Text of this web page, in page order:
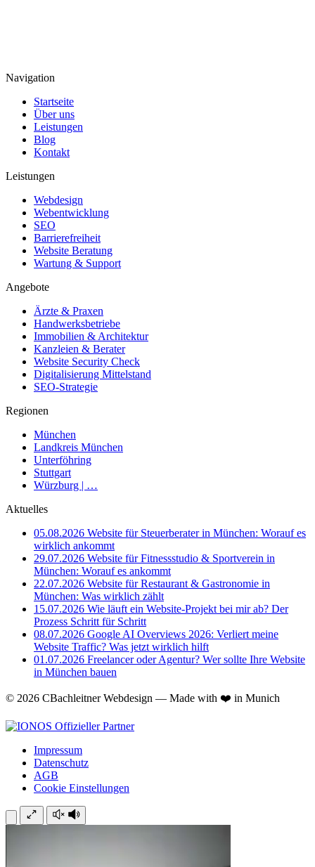
Navigation
Startseite
Über uns
Leistungen
Blog
Kontakt
Leistungen
Webdesign
Webentwicklung
SEO
Barrierefreiheit
Website Beratung
Wartung & Support
Angebote
Ärzte & Praxen
Handwerksbetriebe
Immobilien & Architektur
Kanzleien & Berater
Website Security Check
Digitalisierung Mittelstand
SEO-Strategie
Regionen
München
Landkreis München
Unterföhring
Stuttgart
Würzburg | …
Aktuelles
05.08.2026 Website für Steuerberater in München: Worauf es
wirklich ankommt
29.07.2026 Website für Fitnessstudio & Sportverein in
München: Worauf es ankommt
22.07.2026 Website für Restaurant & Gastronomie in
München: Was wirklich zählt
15.07.2026 Wie läuft ein Website-Projekt bei mir ab? Der
Prozess Schritt für Schritt
08.07.2026 Google AI Overviews 2026: Verliert meine
Website Traffic? Was jetzt wirklich hilft
01.07.2026 Freelancer oder Agentur? Wer sollte Ihre Website
in München bauen
© 2026 CBachleitner Webdesign — Made with ❤️ in Munich
Impressum
Datenschutz
AGB
Cookie Einstellungen